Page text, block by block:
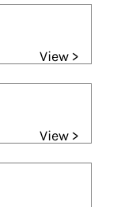
View >
View >